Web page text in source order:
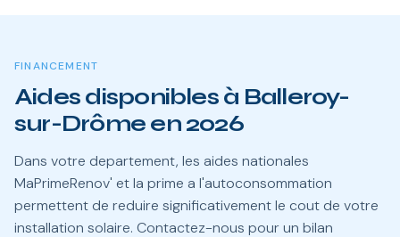
FINANCEMENT
Aides disponibles à Balleroy-
sur-Drôme en 2026
Dans votre departement, les aides nationales
MaPrimeRenov' et la prime a l'autoconsommation
permettent de reduire significativement le cout de votre
installation solaire. Contactez-nous pour un bilan